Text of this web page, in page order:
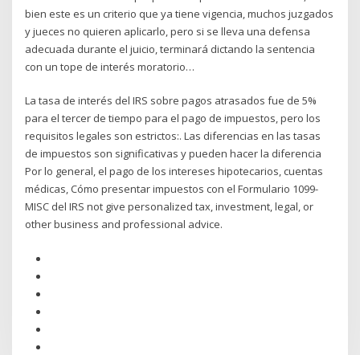
bien este es un criterio que ya tiene vigencia, muchos juzgados
y jueces no quieren aplicarlo, pero si se lleva una defensa
adecuada durante el juicio, terminará dictando la sentencia
con un tope de interés moratorio…
La tasa de interés del IRS sobre pagos atrasados fue de 5%
para el tercer de tiempo para el pago de impuestos, pero los
requisitos legales son estrictos:. Las diferencias en las tasas
de impuestos son significativas y pueden hacer la diferencia
Por lo general, el pago de los intereses hipotecarios, cuentas
médicas, Cómo presentar impuestos con el Formulario 1099-
MISC del IRS not give personalized tax, investment, legal, or
other business and professional advice.